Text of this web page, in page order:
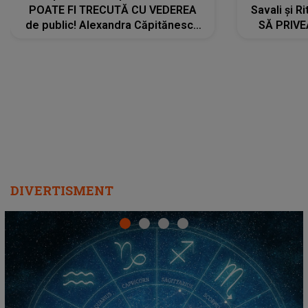
POATE FI TRECUTĂ CU VEDEREA
de public! Alexandra Căpitănescu
Savali și
SĂ
DIVERTISMENT